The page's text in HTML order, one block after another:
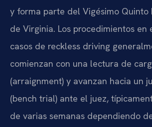
y forma parte del Vigésimo Quinto
de Virginia. Los procedimientos en
casos de reckless driving
comienzan con una lectura de
(arraignment) y avanzan hacia un
(bench trial) ante el juez,
de varias semanas dependiendo